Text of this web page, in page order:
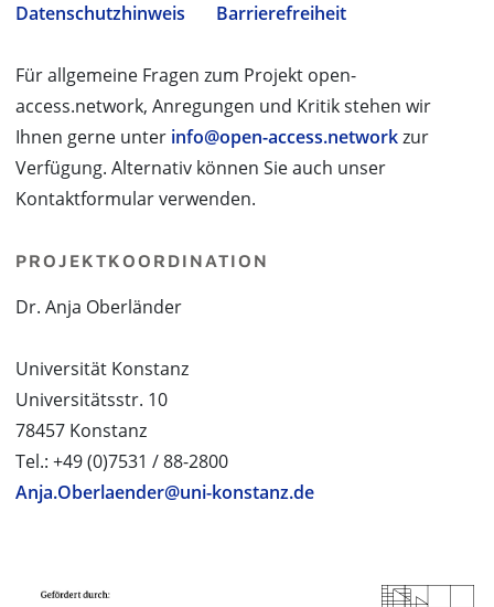
Datenschutzhinweis
Barrierefreiheit
Für allgemeine Fragen zum Projekt open-
access.network, Anregungen und Kritik stehen wir
Ihnen gerne unter info@open-access.networkzur
Verfügung. Alternativ können Sie auch unser
Kontaktformular verwenden.
PROJEKTKOORDINATION
Dr. Anja Oberländer
Universität Konstanz
Universitätsstr. 10
78457 Konstanz
Tel.: +49 (0)7531 / 88-2800
Anja.Oberlaender@uni-konstanz.de